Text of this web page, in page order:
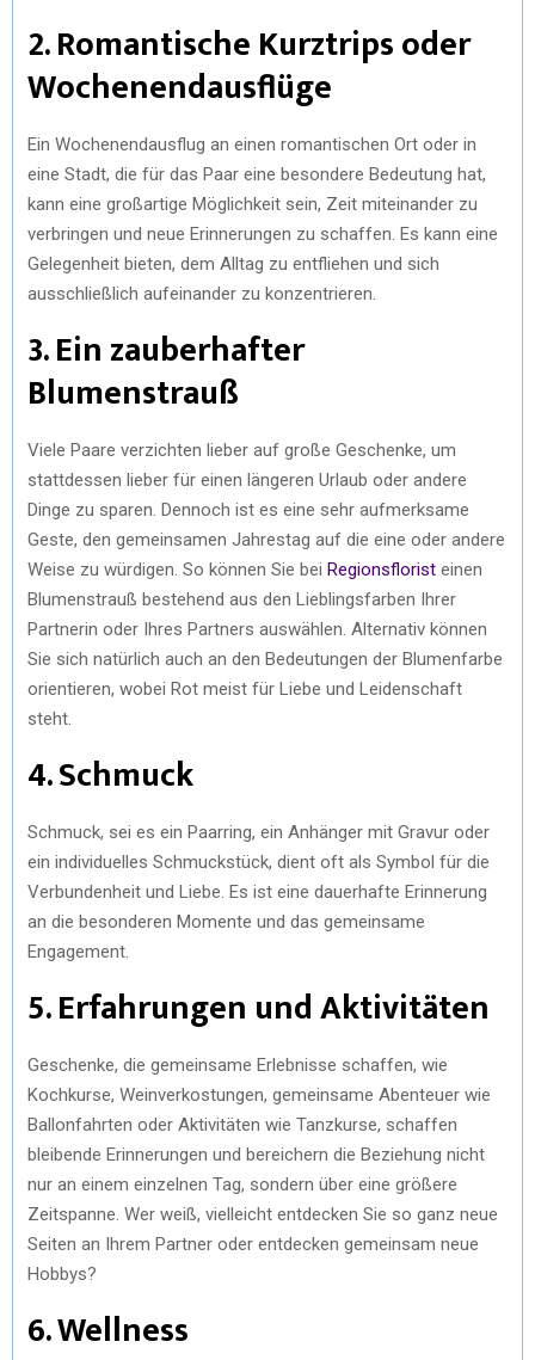
2. Romantische Kurztrips oder
Wochenendausflüge
Ein Wochenendausflug an einen romantischen Ort oder in
eine Stadt, die für das Paar eine besondere Bedeutung hat,
kann eine großartige Möglichkeit sein, Zeit miteinander zu
verbringen und neue Erinnerungen zu schaffen. Es kann eine
Gelegenheit bieten, dem Alltag zu entfliehen und sich
ausschließlich aufeinander zu konzentrieren.
3. Ein zauberhafter
Blumenstrauß
Viele Paare verzichten lieber auf große Geschenke, um
stattdessen lieber für einen längeren Urlaub oder andere
Dinge zu sparen. Dennoch ist es eine sehr aufmerksame
Geste, den gemeinsamen Jahrestag auf die eine oder andere
Weise zu würdigen. So können Sie bei Regionsflorist einen
Blumenstrauß bestehend aus den Lieblingsfarben Ihrer
Partnerin oder Ihres Partners auswählen. Alternativ können
Sie sich natürlich auch an den Bedeutungen der Blumenfarbe
orientieren, wobei Rot meist für Liebe und Leidenschaft
steht.
4. Schmuck
Schmuck, sei es ein Paarring, ein Anhänger mit Gravur oder
ein individuelles Schmuckstück, dient oft als Symbol für die
Verbundenheit und Liebe. Es ist eine dauerhafte Erinnerung
an die besonderen Momente und das gemeinsame
Engagement.
5. Erfahrungen und Aktivitäten
Geschenke, die gemeinsame Erlebnisse schaffen, wie
Kochkurse, Weinverkostungen, gemeinsame Abenteuer wie
Ballonfahrten oder Aktivitäten wie Tanzkurse, schaffen
bleibende Erinnerungen und bereichern die Beziehung nicht
nur an einem einzelnen Tag, sondern über eine größere
Zeitspanne. Wer weiß, vielleicht entdecken Sie so ganz neue
Seiten an Ihrem Partner oder entdecken gemeinsam neue
Hobbys?
6. Wellness